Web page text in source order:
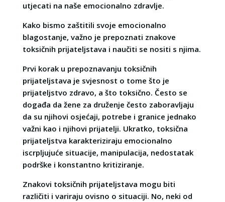
utjecati na naše emocionalno zdravlje.
Kako bismo zaštitili svoje emocionalno
blagostanje, važno je prepoznati znakove
toksičnih prijateljstava i naučiti se nositi s njima.
Prvi korak u prepoznavanju toksičnih
prijateljstava je svjesnost o tome što je
prijateljstvo zdravo, a što toksično. Često se
događa da žene za druženje često zaboravljaju
da su njihovi osjećaji, potrebe i granice jednako
važni kao i njihovi prijatelji. Ukratko, toksična
prijateljstva karakteriziraju emocionalno
iscrpljujuće situacije, manipulacija, nedostatak
podrške i konstantno kritiziranje.
Znakovi toksičnih prijateljstava mogu biti
različiti i variraju ovisno o situaciji. No, neki od